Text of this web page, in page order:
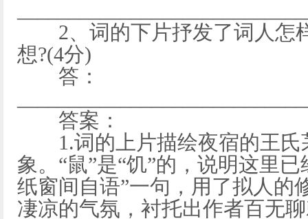
2、词的下片抒发了词人怎
想?(4分)
答：
答案：
1.词的上片描绘夜宿的王氏
象。“鼠”是“饥”的，说明这里
纸窗间自语”一句，用了拟人的
凄凉的气氛，衬托出作者百无